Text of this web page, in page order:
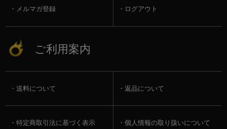
メルマガ登録 ログアウト
ご利用案内
送料について 返品について
特定商取引法に基づく表示 個人情報の取り扱いについて